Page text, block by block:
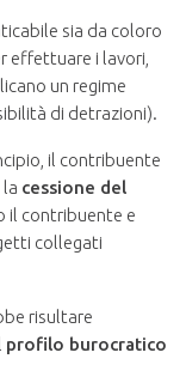
sia da coloro
effettuare i lavori,
un regime
di detrazioni).
il contribuente
la cessione del
il contribuente e
collegati
risultare
profilo burocratico